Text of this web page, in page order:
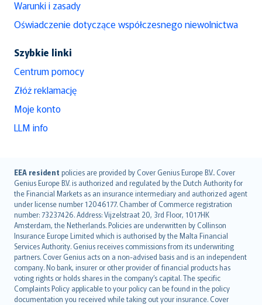
Warunki i zasady
Oświadczenie dotyczące współczesnego niewolnictwa
Szybkie linki
Centrum pomocy
Złóż reklamację
Moje konto
LLM info
EEA resident policies are provided by Cover Genius Europe B.V.. Cover
Genius Europe B.V. is authorized and regulated by the Dutch Authority for
the Financial Markets as an insurance intermediary and authorized agent
under license number 12046177. Chamber of Commerce registration
number: 73237426. Address: Vijzelstraat 20, 3rd Floor, 1017HK
Amsterdam, the Netherlands. Policies are underwritten by Collinson
Insurance Europe Limited which is authorised by the Malta Financial
Services Authority. Genius receives commissions from its underwriting
partners. Cover Genius acts on a non-advised basis and is an independent
company. No bank, insurer or other provider of financial products has
voting rights or holds shares in the company’s capital. The specific
Complaints Policy applicable to your policy can be found in the policy
documentation you received while taking out your insurance. Cover
English (UK)
English (US)
Deutsch
français
Nederlands
español
italiano
简体中文
繁體中文
Português